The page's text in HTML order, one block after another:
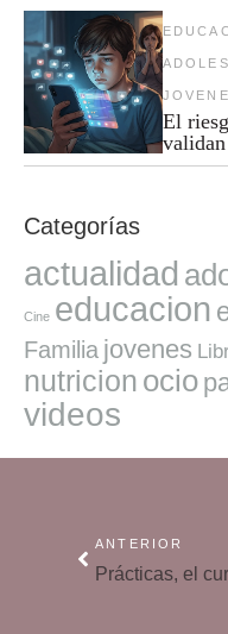
El
validan
Categorías
actualidad
Cine educacion
Familia jovenes
nutricion ocio
videos
ANTERIOR